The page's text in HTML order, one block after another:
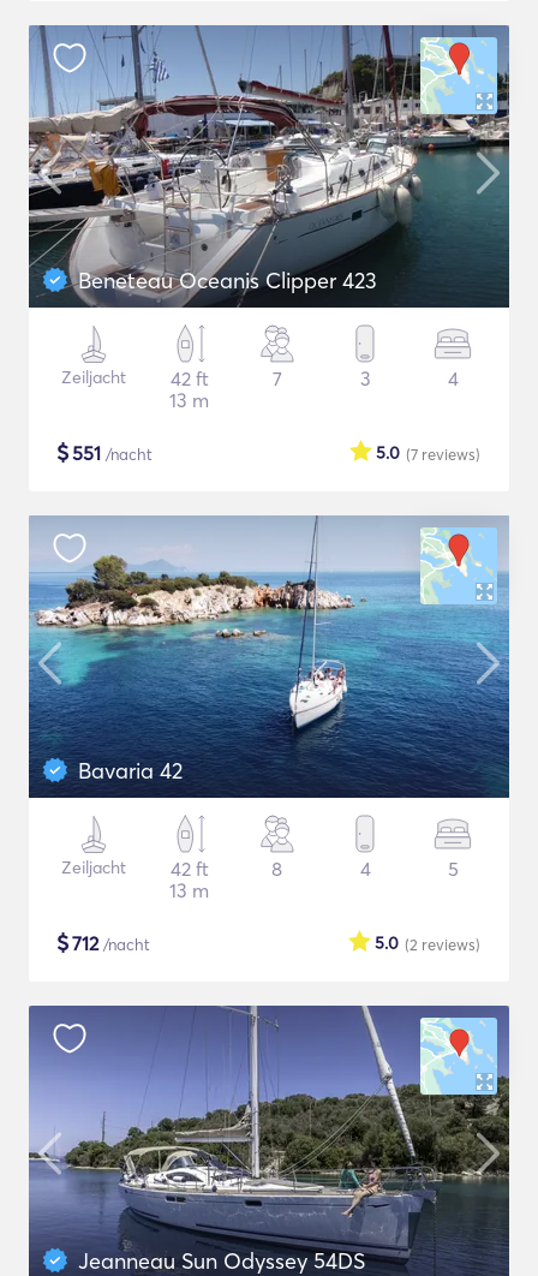
Beneteau Oceanis Clipper 423
Zeiljacht
42 ft
13 m
7 3 4
$551 /nacht (7 reviews)
5.0
Bavaria 42
Zeiljacht
42 ft
13 m
8 4 5
$712/nacht (2 reviews)
5.0
Jeanneau Sun Odyssey 54DS